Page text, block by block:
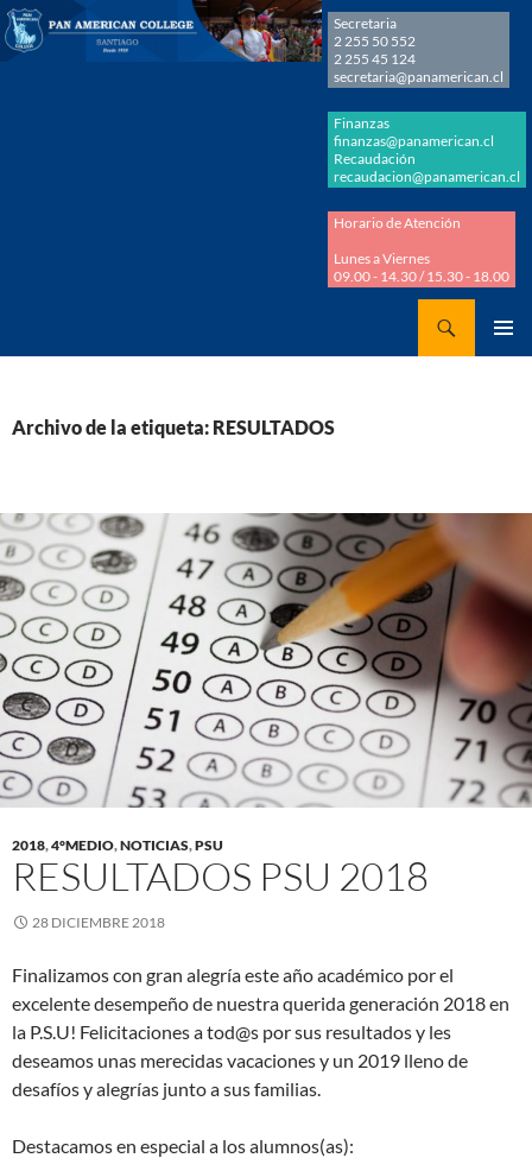
Secretaria
2 255 50 552
2 255 45 124
secretaria@panamerican.cl
Finanzas
finanzas@panamerican.cl
Recaudación
recaudacion@panamerican.cl
Horario de Atención
Lunes a Viernes
09.00 - 14.30 / 15.30 - 18.00
Archivo de la etiqueta: RESULTADOS
2018,4°MEDIO,NOTICIAS,PSU
RESULTADOS PSU 2018
28 DICIEMBRE 2018
Finalizamos con gran alegría este año académico por el
excelente desempeño de nuestra querida generación 2018 en
la P.S.U! Felicitaciones a tod@s por sus resultados y les
deseamos unas merecidas vacaciones y un 2019 lleno de
desafíos y alegrías junto a sus familias.
Destacamos en especial a los alumnos(as):